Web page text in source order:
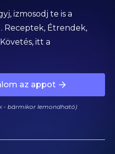
izmosodj te is a
Receptek, Étrendek,
itt a
az appot
- bármikor lemondható)